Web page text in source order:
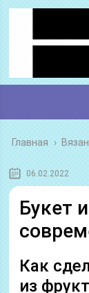
Главная ›
06.02.2022
Букет
Как
из